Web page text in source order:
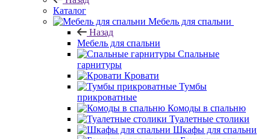
Каталог
Мебель для спальни
Назад
Мебель для спальни
Спальные
гарнитуры
Кровати
Тумбы
прикроватные
Комоды в спальню
Туалетные столики
Шкафы для спальни